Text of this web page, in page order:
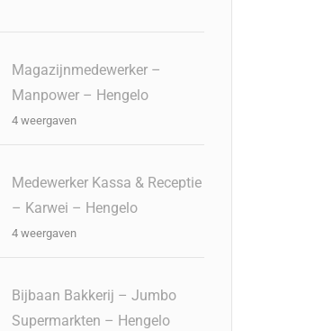
Magazijnmedewerker –
Manpower – Hengelo
4 weergaven
Medewerker Kassa & Receptie
– Karwei – Hengelo
4 weergaven
Bijbaan Bakkerij – Jumbo
Supermarkten – Hengelo